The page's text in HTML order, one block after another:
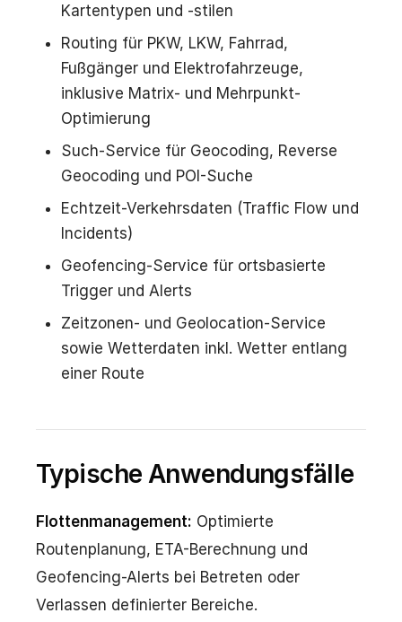
Kartentypen und -stilen
Routing für PKW, LKW, Fahrrad,
Fußgänger und Elektrofahrzeuge,
inklusive Matrix- und Mehrpunkt-
Optimierung
Such-Service für Geocoding, Reverse
Geocoding und POI-Suche
Echtzeit-Verkehrsdaten (Traffic Flow und
Incidents)
Geofencing-Service für ortsbasierte
Trigger und Alerts
Zeitzonen- und Geolocation-Service
sowie Wetterdaten inkl. Wetter entlang
einer Route
Typische Anwendungsfälle
Flottenmanagement: Optimierte
Routenplanung, ETA-Berechnung und
Geofencing-Alerts bei Betreten oder
Verlassen definierter Bereiche.